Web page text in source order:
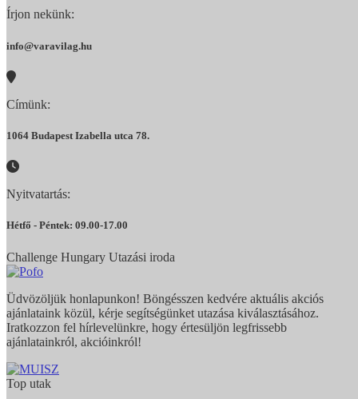
Írjon nekünk:
info@varavilag.hu
Címünk:
1064 Budapest Izabella utca 78.
Nyitvatartás:
Hétfő - Péntek: 09.00-17.00
Challenge Hungary Utazási iroda
Üdvözöljük honlapunkon! Böngésszen kedvére aktuális akciós
ajánlataink közül, kérje segítségünket utazása kiválasztásához.
Iratkozzon fel hírlevelünkre, hogy értesüljön legfrissebb
ajánlatainkról, akcióinkról!
Top utak